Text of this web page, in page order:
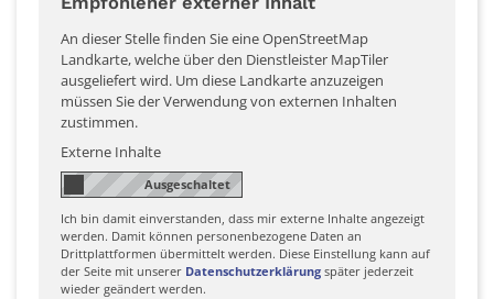
An dieser Stelle finden Sie eine OpenStreetMap
Landkarte, welche über den Dienstleister MapTiler
ausgeliefert wird. Um diese Landkarte anzuzeigen
müssen Sie der Verwendung von externen Inhalten
zustimmen.
Externe Inhalte
Ich bin damit einverstanden, dass mir externe Inhalte angezeigt
werden. Damit können personenbezogene Daten an
Drittplattformen übermittelt werden. Diese Einstellung kann auf
der Seite mit unserer Datenschutzerklärung später jederzeit
wieder geändert werden.